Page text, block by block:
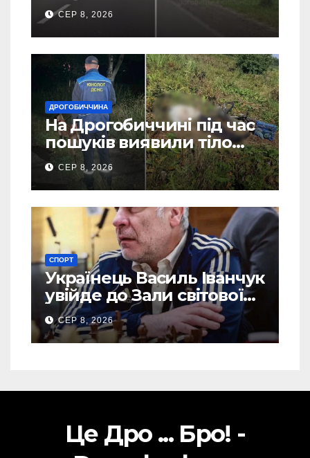
СЕР 8, 2026
ДРОГОБИЧЧИНА
На Дрогобиччині під час
пошуків виявили тіло
зниклого чоловіка (Фото)
СЕР 8, 2026
СПОРТ
Українець Василь Іванчук
увійде до Зали світової
шахової слави
СЕР 8, 2026
Це Дро ... Бро! -